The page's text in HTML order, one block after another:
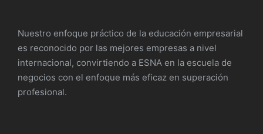
Nuestro enfoque práctico de la educación empresarial
es reconocido por las mejores empresas a nivel
internacional, convirtiendo a ESNA en la escuela de
negocios con el enfoque más eficaz en superación
profesional.